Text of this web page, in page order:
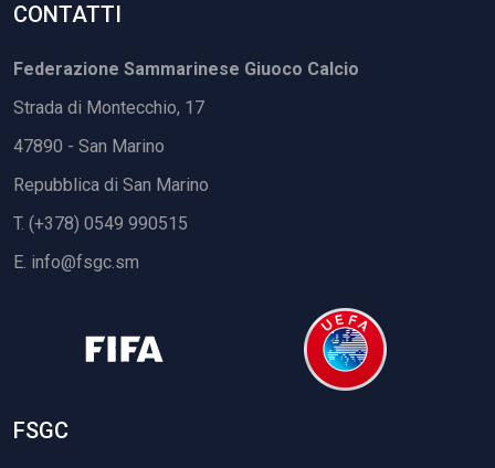
CONTATTI
Federazione Sammarinese Giuoco Calcio
Strada di Montecchio, 17
47890 - San Marino
Repubblica di San Marino
T. (+378) 0549 990515
E. info@fsgc.sm
FSGC